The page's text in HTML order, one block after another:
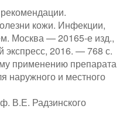
кожи. Инфекции,
Москва — 20165-е изд.,
2016. — 768 с.
применению препарата
наружного и местного
В.Е. Радзинского